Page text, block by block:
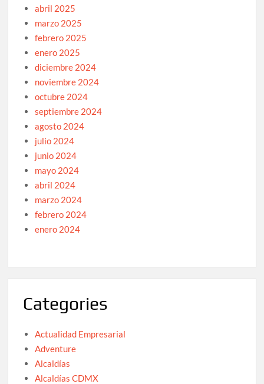
abril 2025
marzo 2025
febrero 2025
enero 2025
diciembre 2024
noviembre 2024
octubre 2024
septiembre 2024
agosto 2024
julio 2024
junio 2024
mayo 2024
abril 2024
marzo 2024
febrero 2024
enero 2024
Categories
Actualidad Empresarial
Adventure
Alcaldías
Alcaldías CDMX